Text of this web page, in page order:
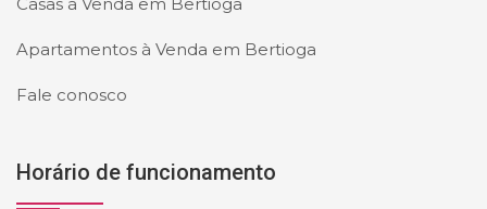
Apartamentos à Venda em Bertioga
Fale conosco
Horário de funcionamento